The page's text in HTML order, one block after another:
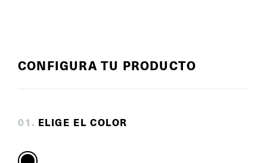
CONFIGURA TU PRODUCTO
01 . ELIGE EL COLOR